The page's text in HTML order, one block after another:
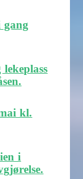
gang
kl.
i